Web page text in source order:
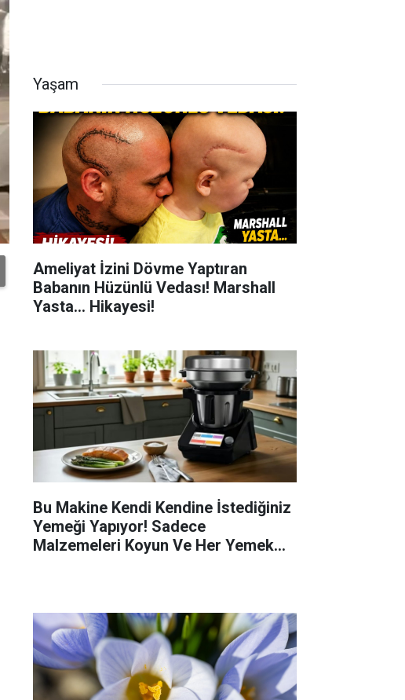
Yaşam
Ameliyat İzini Dövme Yaptıran
Babanın Hüzünlü Vedası! Marshall
Yasta... Hikayesi!
Bu Makine Kendi Kendine İstediğiniz
Yemeği Yapıyor! Sadece
Malzemeleri Koyun Ve Her Yemek